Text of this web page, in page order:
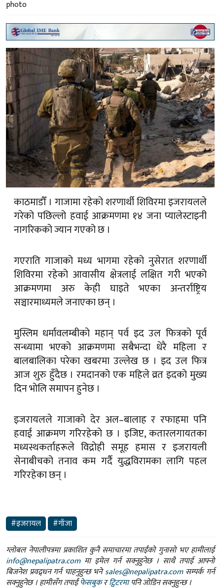
काठमाडौँ । गाजामा रहेको शरणार्थी शिविरमा इजरायलले
गरेको पछिल्लो हवाई आक्रमणमा १४ जना प्यालेस्टाइनी
नागरिकको ज्यान गएको छ ।
गएराति गाजाको मध्य भागमा रहेको नुसेरात शरणार्थी
शिविरमा रहेको आवासीय क्षेत्रलाई लक्षित गरी भएको
आक्रमणमा अरु केही घाइते भएका अन्तर्राष्ट्रिय
सञ्चारमाध्यमले जनाएका छन् ।
मुस्लिम धर्मावलम्बीको महान् पर्व इद उल फित्रको पूर्व
सन्ध्यामा भएको आक्रमणमा सबैभन्दा धेरै महिला र
बालबालिका परेका खबरमा उल्लेख छ । इद उल फित्र
आज शुरु हुँदैछ । रमदानको एक महिले व्रत इदको मुख्य
दिन भोलि समापन हुनेछ ।
इजरायलले गाजाको देर अल–बालाह र रफाहमा पनि
हवाई आक्रमण गरिरहेको छ । इजिप्ट, कतारलगायतका
मध्यस्थकर्ताहरूले विद्रोही समूह हमास र इजरायली
सेनाबीचको तनाव कम गर्दै युद्धविरामका लागि पहल
गरिरहेका छन् ।
#इजरायल
#गाँजा
ग्लोबल नेपालीपत्रमा प्रकाशित कुनै समाचारमा तपाईंको गुनासो भए हामीलाई
info@nepalipatra.comमा इमेल गर्न सक्नुहुनेछ । साथै तपाई आफ्नो
बिजनेश प्रवद्र्धन गर्न चाहनुहुन्छ भनेsales@nepalipatra.comसम्पर्क गर्न
सक्नुहुनेछ । हामीसँग तपाईंफेसबुकरट्विटरमापनि जोडिन सक्नुहुन्छ ।